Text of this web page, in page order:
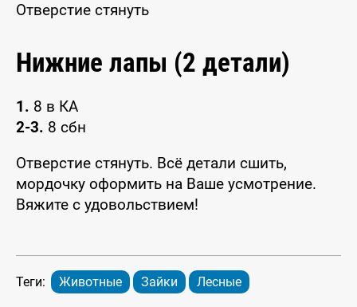
Отверстие стянуть
Нижние лапы (2 детали)
1. 8 в КА
2-3. 8 сбн
Отверстие стянуть. Всё детали сшить,
мордочку оформить на Ваше усмотрение.
Вяжите с удовольствием!
Теги: Животные Зайки Лесные